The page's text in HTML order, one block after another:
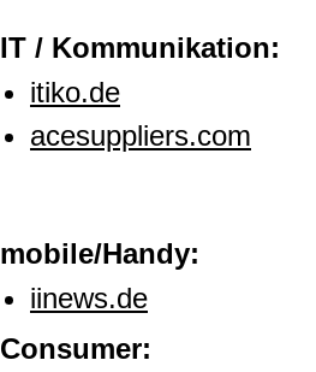
IT / Kommunikation:
itiko.de
acesuppliers.com
mobile/Handy:
iinews.de
Consumer: